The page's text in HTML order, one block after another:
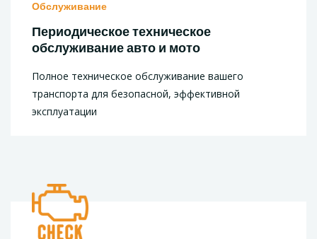
Обслуживание
Периодическое техническое
обслуживание авто и мото
Полное техническое обслуживание вашего
транспорта для безопасной, эффективной
эксплуатации